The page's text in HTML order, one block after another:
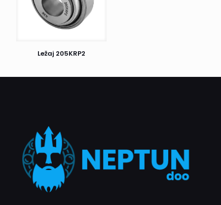
redu, potpišite prijem i uživajte u kupljenim proizvodima.
Postoji još jedan važan detalj: ako prvi pokušaj dostave ne
uspešan, pošiljka se vraća nama. Nakon toga, biće naš
Ležaj 205KRP2